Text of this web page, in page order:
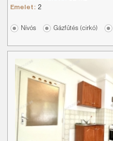
Emelet: 2
Nívós Gázfűtés (cirkó)